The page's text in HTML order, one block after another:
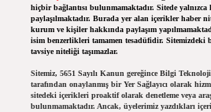
hiçbir bağlantısı bulunmamaktadır. Sitede yalnızca
paylaşılmaktadır. Burada yer alan içerikler haber
kurum ve kişiler hakkında paylaşım
isim benzerlikleri tamamen tesadüfidir.
tavsiye niteliği taşımazlar.
Sitemiz, 5651 Sayılı Kanun gereğince Bilgi
tarafından onaylanmış bir Yer Sağlayıcı olarak
sitedeki içerikleri proaktif olarak denetleme veya
bulunmamaktadır. Ancak, üyelerimiz yazdıkları